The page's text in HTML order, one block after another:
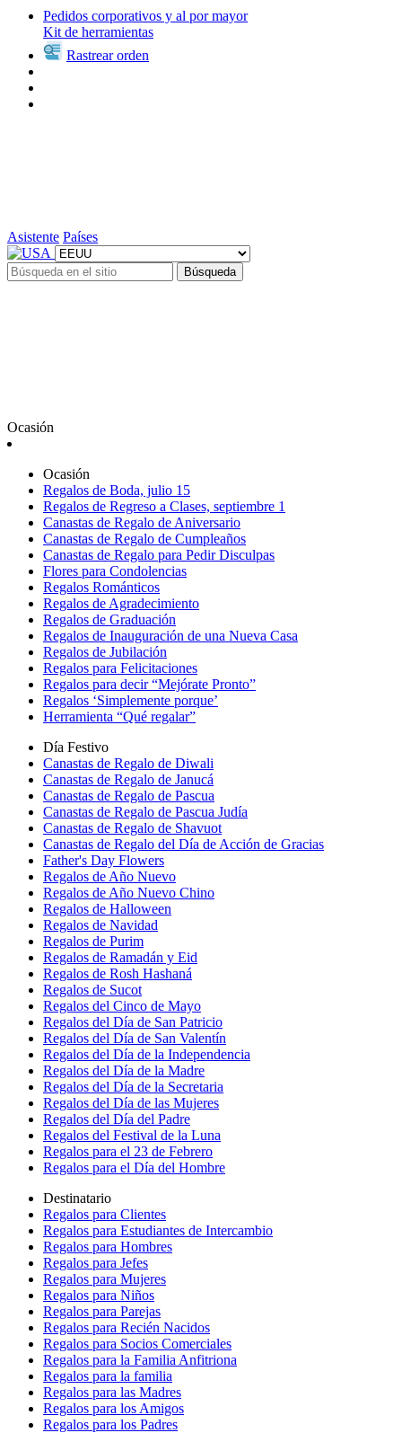
Pedidos corporativos y al por mayor
Kit de herramientas
Rastrear orden
Asistente Países
Búsqueda
Ocasión
Ocasión
Regalos de Boda, julio 15
Regalos de Regreso a Clases, septiembre 1
Canastas de Regalo de Aniversario
Canastas de Regalo de Cumpleaños
Canastas de Regalo para Pedir Disculpas
Flores para Condolencias
Regalos Románticos
Regalos de Agradecimiento
Regalos de Graduación
Regalos de Inauguración de una Nueva Casa
Regalos de Jubilación
Regalos para Felicitaciones
Regalos para decir “Mejórate Pronto”
Regalos ‘Simplemente porque’
Herramienta “Qué regalar”
Día Festivo
Canastas de Regalo de Diwali
Canastas de Regalo de Janucá
Canastas de Regalo de Pascua
Canastas de Regalo de Pascua Judía
Canastas de Regalo de Shavuot
Canastas de Regalo del Día de Acción de Gracias
Father's Day Flowers
Regalos de Año Nuevo
Regalos de Año Nuevo Chino
Regalos de Halloween
Regalos de Navidad
Regalos de Purim
Regalos de Ramadán y Eid
Regalos de Rosh Hashaná
Regalos de Sucot
Regalos del Cinco de Mayo
Regalos del Día de San Patricio
Regalos del Día de San Valentín
Regalos del Día de la Independencia
Regalos del Día de la Madre
Regalos del Día de la Secretaria
Regalos del Día de las Mujeres
Regalos del Día del Padre
Regalos del Festival de la Luna
Regalos para el 23 de Febrero
Regalos para el Día del Hombre
Destinatario
Regalos para Clientes
Regalos para Estudiantes de Intercambio
Regalos para Hombres
Regalos para Jefes
Regalos para Mujeres
Regalos para Niños
Regalos para Parejas
Regalos para Recién Nacidos
Regalos para Socios Comerciales
Regalos para la Familia Anfitriona
Regalos para la familia
Regalos para las Madres
Regalos para los Amigos
Regalos para los Padres